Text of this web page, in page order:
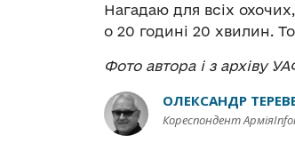
Нагадаю для всіх
о 20 годині 20 хвилин.
Фото автора і з архіву
ОЛЕКСАНДР
Кореспондент